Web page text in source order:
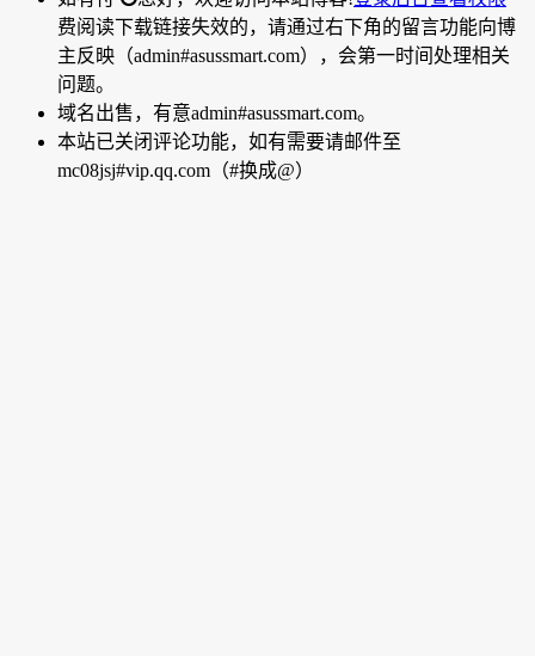
费阅读下载链接失效的，请通过右下角的留言功能向博
主反映（admin#asussmart.com），会第一时间处理相关
问题。
域名出售，有意admin#asussmart.com。
本站已关闭评论功能，如有需要请邮件至
mc08jsj#vip.qq.com（#换成@）